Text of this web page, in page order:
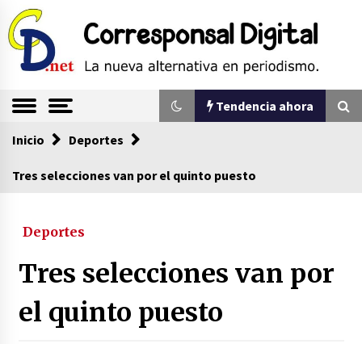
Saltar
al
contenido
Corresponsal
Digital
La nueva alternativa en periodismo
Tendencia ahora
Tendencia ahora
Se eligen los supuestos futuros roedores del
08/03/2026
Inicio Deportes
Tres selecciones van por el quinto puesto
Deportes
Tres selecciones van por
el quinto puesto